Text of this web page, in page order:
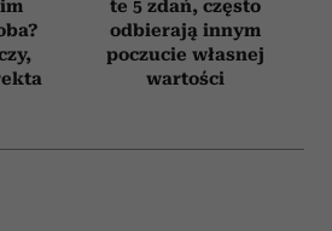
te 5 zdań, często
odbierają innym
poczucie własnej
wartości